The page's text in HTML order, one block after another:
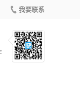
我要联系